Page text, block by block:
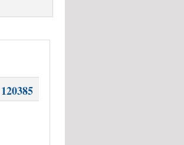
120385